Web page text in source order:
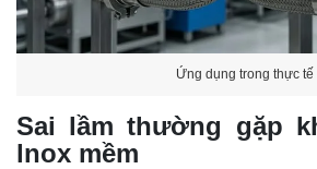
Ứng dụng trong thực tế
Sai lầm thường gặp
lnox mềm